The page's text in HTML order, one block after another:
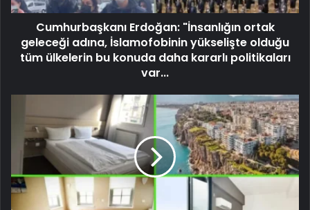
Cumhurbaşkanı Erdoğan: "İnsanlığın ortak
geleceği adına, İslamofobinin yükselişte olduğu
tüm ülkelerin bu konuda daha kararlı politikaları
var...